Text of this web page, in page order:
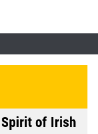
of Irish